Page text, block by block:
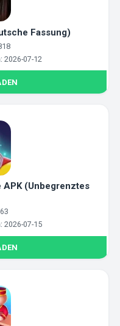
Fassung)
2026-07-12
APK (Unbegrenztes
2026-07-15